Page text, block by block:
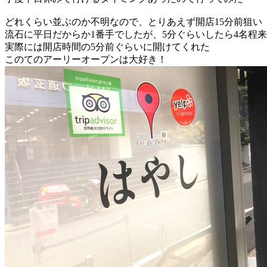
どれくらい並ぶのか不明なので、とりあえず開店15分前狙い
流石に平日だからか1番手でしたが、5分ぐらいしたら4名程
実際には開店時間の5分前ぐらいに開けてくれた
このてのアーリーオープンは大好き！